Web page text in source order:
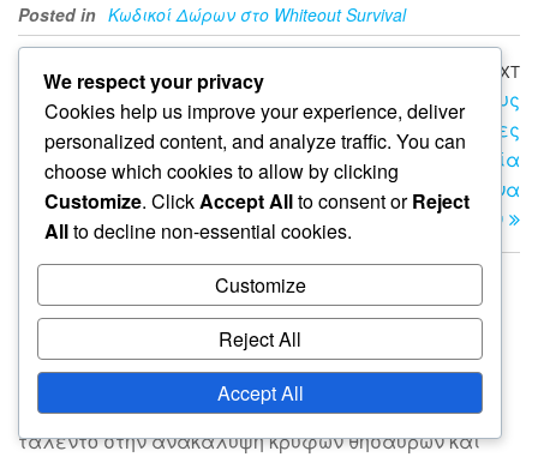
Posted in Κωδικοί Δώρων στο Whiteout Survival
Post
navigation
Previous
Post
PREVIOUS
Μηνιαία Πακέτα
Εκδηλώσεων: Εποχιακές
Ανταμοιβές, Λίθοι,
Αντικείμενα Ηρώων
NEXT
Κωδικοί Μυστηριώδους
Δώρου: Έκπληκτες
Ανταμοιβές, Τυχαία
Αντικείμενα, Αντικείμενα
Ηρώων
Λίλα Πρέσκοτ
Η Λίλα Πρέσκοτ είναι μια παθιασμένη gamer και
συγγραφέας που αγαπά να εξερευνά τις
λεπτομέρειες των παιχνιδιών επιβίωσης. Με
ταλέντο στην ανακάλυψη κρυφών θησαυρών και
We respect your privacy
Cookies help us improve your experience, deliver
personalized content, and analyze traffic. You can
choose which cookies to allow by clicking
Customize. ClickAccept Allto consent orReject
Allto decline non-essential cookies.
Customize
Reject All
Accept All